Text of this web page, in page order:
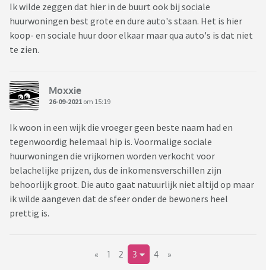
Ik wilde zeggen dat hier in de buurt ook bij sociale
huurwoningen best grote en dure auto's staan. Het is hier
koop- en sociale huur door elkaar maar qua auto's is dat niet
te zien.
Moxxie
26-09-2021 om 15:19
Ik woon in een wijk die vroeger geen beste naam had en
tegenwoordig helemaal hip is. Voormalige sociale
huurwoningen die vrijkomen worden verkocht voor
belachelijke prijzen, dus de inkomensverschillen zijn
behoorlijk groot. Die auto gaat natuurlijk niet altijd op maar
ik wilde aangeven dat de sfeer onder de bewoners heel
prettig is.
« 1 2 3 4 »